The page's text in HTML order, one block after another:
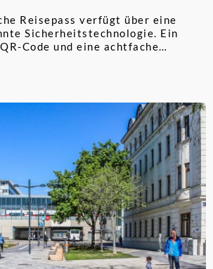
Reisepass verfügt über eine
Sicherheitstechnologie. Ein
Code und eine achtfache